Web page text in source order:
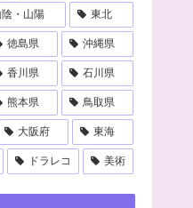
陰・山陽 東北
徳島県 沖縄県
香川県 石川県
熊本県 鳥取県
大阪府 東海
ドラレコ 美術